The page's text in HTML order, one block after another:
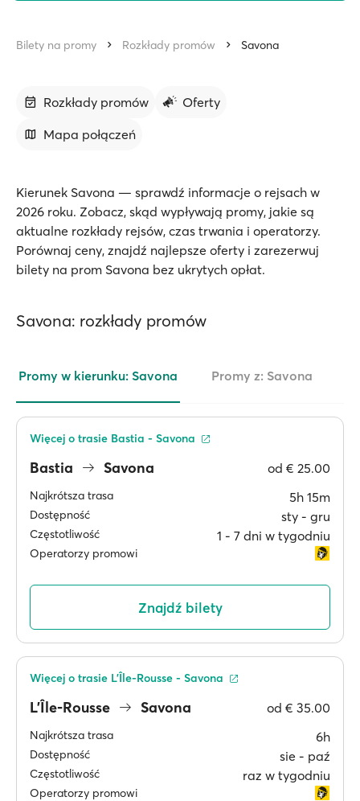
Bilety na promy Rozkłady promów Savona
Rozkłady promów
Oferty
Mapa połączeń
Kierunek Savona — sprawdź informacje o rejsach w
2026 roku. Zobacz, skąd wypływają promy, jakie są
aktualne rozkłady rejsów, czas trwania i operatorzy.
Porównaj ceny, znajdź najlepsze oferty i zarezerwuj
bilety na prom Savona bez ukrytych opłat.
Savona: rozkłady promów
Promy w kierunku: Savona Promy z: Savona
Bastia Savona od € 25.00
Najkrótsza trasa 5h 15m
Dostępność sty ‐ gru
Częstotliwość 1 ‐ 7 dni w tygodniu
Operatorzy promowi
Więcej o trasie Bastia - Savona
Znajdź bilety
L’Île-Rousse Savona od € 35.00
Najkrótsza trasa 6h
Dostępność sie ‐ paź
Częstotliwość raz w tygodniu
Operatorzy promowi
Więcej o trasie L’Île-Rousse - Savona